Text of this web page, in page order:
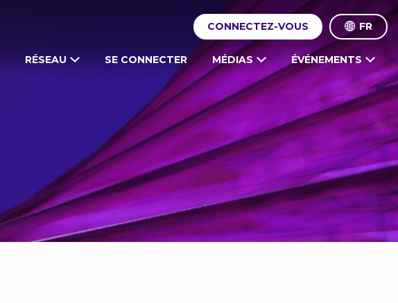
CONNECTEZ-VOUS FR
RÉSEAU SE CONNECTER MÉDIAS ÉVÉNEMENTS